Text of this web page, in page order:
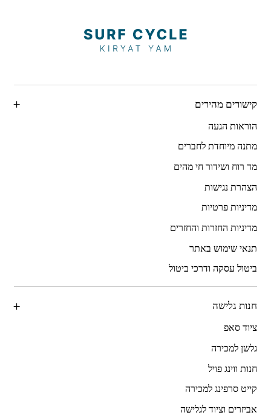
קישורים מהירים
הוראות הגעה
מתנה מיוחדת לחברים
מד רוח ושידור חי מהים
הצהרת נגישות
מדיניות פרטיות
מדיניות החזרות והחזרים
תנאי שימוש באתר
ביטול עסקה ודרכי ביטול
חנות גלישה
ציוד סאפ
גלשן למכירה
חנות ווינג פויל
קייט סרפינג למכירה
אביזרים וציוד לגלישה